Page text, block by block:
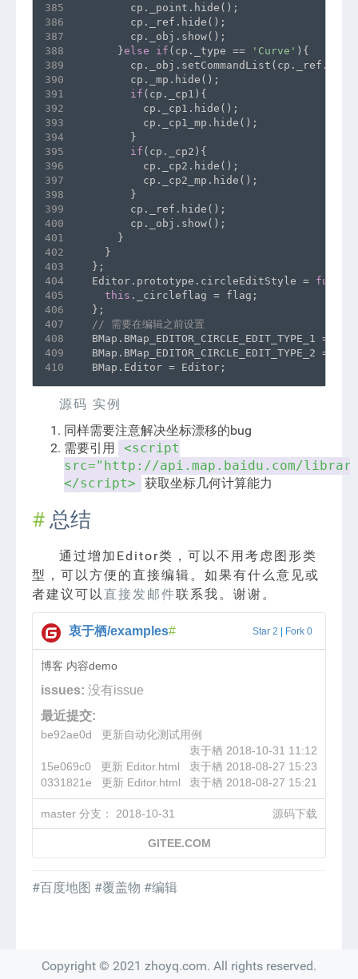
385
386
387
388
389
390
391
392
393
394
395
396
397
398
399
400
401
402
403
404
405
406
407
408
409
410
        cp._point.hide();
        cp._ref.hide();
        cp._obj.show();
      }
else if (cp._type == 'Curve' ){
        cp._mp.hide();
if (cp._cp1){
          cp._cp1.hide();
          cp._cp1_mp.hide();
        }
if (cp._cp2){
          cp._cp2.hide();
          cp._cp2_mp.hide();
        }
        cp._ref.hide();
        cp._obj.show();
      }
    }
  };
  Editor.prototype.circleEditStyle =
this ._circleflag = flag;
  };
// 需要在编辑之前设置
  BMap.BMap_EDITOR_CIRCLE_EDIT_TYPE_1 = 0;
  BMap.BMap_EDITOR_CIRCLE_EDIT_TYPE_2 = 1;
  BMap.Editor = Editor;
源码 实例
同样需要注意解决坐标漂移的bug
需要引用
<script
src="http://api.map.baidu.com/
</script>
获取坐标几何计算能力
总结
通过增加Editor类，可以不用考虑图形类
型，可以方便的直接编辑。如果有什么意见或
者建议可以 直接发邮件联系我。谢谢。
衷于栖/examples Star 2 Fork 0
博客 内容demo
issues: 没有issue
最近提交:
be92ae0d
更新自动化测试用例
衷于栖 2018-10-31 11:12
15e069c0
更新 Editor.html 衷于栖 2018-08-27 15:23
0331821e
更新 Editor.html 衷于栖 2018-08-27 15:21
master 分支： 2018-10-31 源码下载
GITEE.COM
#百度地图 #覆盖物 #编辑
Copyright © 2021 zhoyq.com. All rights reserved.